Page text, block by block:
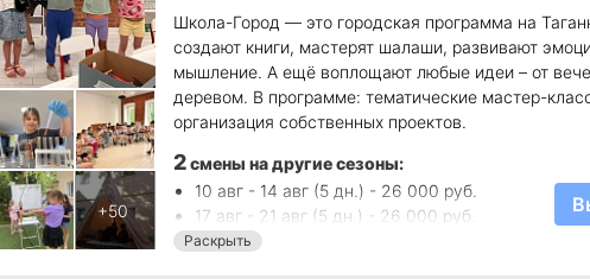
Школа-Город — это городская программа на
создают книги, мастерят шалаши, развивают
мышление. А ещё воплощают любые идеи – от
деревом. В программе: тематические мастер-
организация собственных проектов.
2смены на другие сезоны:
10 авг - 14 авг (5 дн.) - 26 000 руб.
17 авг - 21 авг (5 дн.) - 26 000 руб.
Раскрыть